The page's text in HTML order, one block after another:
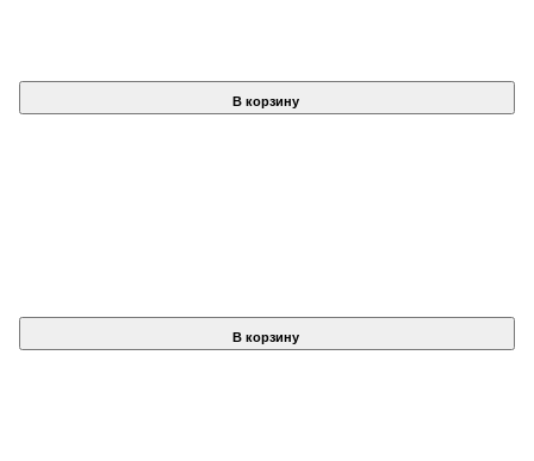
В корзину
В корзину